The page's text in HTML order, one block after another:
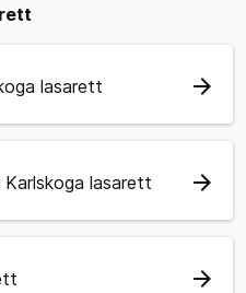
lasarett arrow_forward
Karlskoga lasarett arrow_forward
arrow_forward